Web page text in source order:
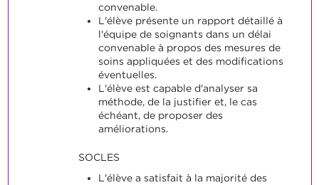
convenable.
L'élève présente un rapport détaillé à
l'équipe de soignants dans un délai
convenable à propos des mesures de
soins appliquées et des modifications
éventuelles.
L'élève est capable d'analyser sa
méthode, de la justifier et, le cas
échéant, de proposer des
améliorations.
SOCLES
L'élève a satisfait à la majorité des